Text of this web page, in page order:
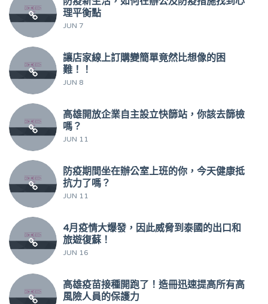
理平衡點
JUN 7
讓店家線上訂購變簡單竟然比想像的困
難！！
JUN 8
高雄開放企業自主設立快篩站，你該去篩檢
嗎？
JUN 11
防疫期間坐在辦公室上班的你，今天健康抵
抗力了嗎？
JUN 11
4月疫情大爆發，因此威脅到泰國的出口和
旅遊復蘇！
JUN 16
高雄疫苗接種開跑了！造冊迅速提高所有高
風險人員的保護力